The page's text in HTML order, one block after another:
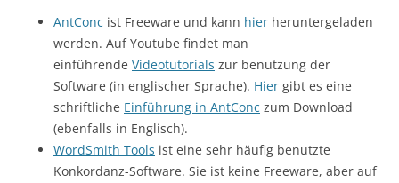
AntConc ist Freeware und kann hier heruntergeladen
werden. Auf Youtube findet man
einführende Videotutorials zur benutzung der
Software (in englischer Sprache). Hier gibt es eine
schriftliche Einführung in AntConc zum Download
(ebenfalls in Englisch).
WordSmith Tools ist eine sehr häufig benutzte
Konkordanz-Software. Sie ist keine Freeware, aber auf